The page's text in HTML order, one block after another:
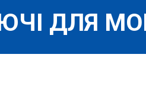
ДЛЯ